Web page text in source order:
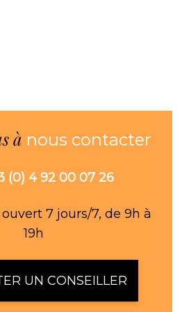
à nous contacter
(0) 4 92 00 07 26
7 jours/7, de 9h à
19h
UN CONSEILLER